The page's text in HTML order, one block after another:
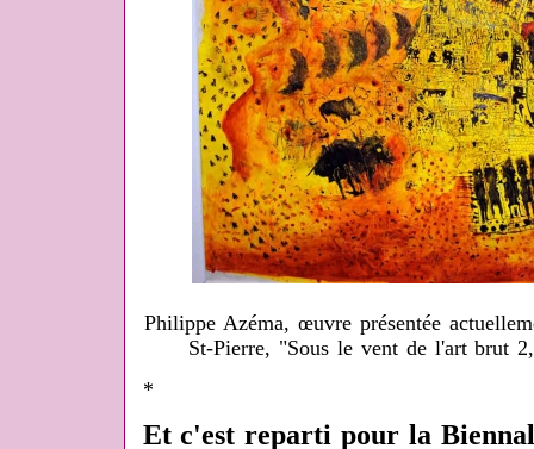
Philippe Azéma, œuvre présentée
St-Pierre, "Sous le vent de l'art brut
*
Et c'est reparti pour la